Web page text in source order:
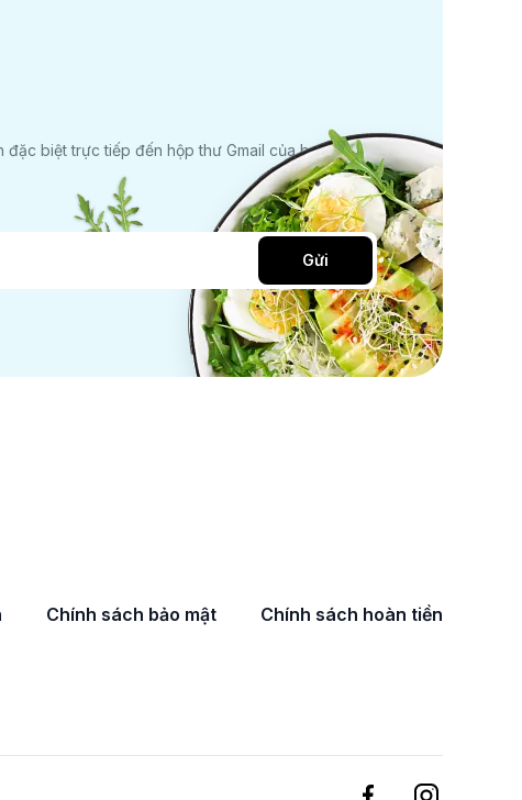
biệt trực tiếp đến hộp thư Gmail của bạn.
Gửi
Chính sách bảo mật Chính sách hoàn tiền